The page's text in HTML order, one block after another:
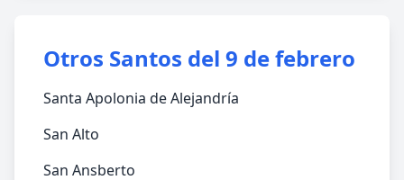
Otros Santos del 9 de febrero
Santa Apolonia de Alejandría
San Alto
San Ansberto